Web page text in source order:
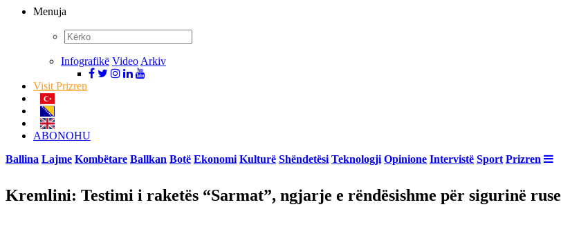
Menuja
Infografikë Video Arkiv
Visit Prizren
ABONOHU
Ballina Lajme Kombëtare Ballkan Botë Ekonomi Kulturë Shëndetësi Teknologji Opinione Intervistë Sport Prizren
Kremlini: Testimi i raketës “Sarmat”, ngjarje e rëndësishme për sigurinë ruse